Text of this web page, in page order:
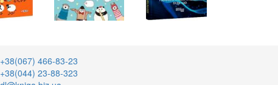
+38(067) 466-83-23
+38(044) 23-88-323